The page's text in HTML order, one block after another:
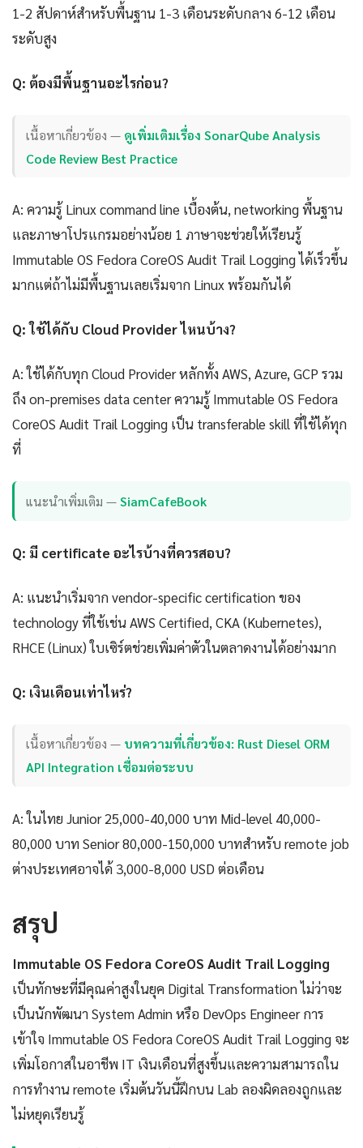
1-2 สัปดาห์สำหรับพื้นฐาน 1-3 เดือนระดับกลาง 6-12 เดือน
ระดับสูง
Q: ต้องมีพื้นฐานอะไรก่อน?
เนื้อหาเกี่ยวข้อง — ดูเพิ่มเติมเรื่อง SonarQube Analysis
Code Review Best Practice
A: ความรู้ Linux command line เบื้องต้น, networking พื้นฐาน
และภาษาโปรแกรมอย่างน้อย 1 ภาษาจะช่วยให้เรียนรู้
Immutable OS Fedora CoreOS Audit Trail Logging ได้เร็วขึ้น
มากแต่ถ้าไม่มีพื้นฐานเลยเริ่มจาก Linux พร้อมกันได้
Q: ใช้ได้กับ Cloud Provider ไหนบ้าง?
A: ใช้ได้กับทุก Cloud Provider หลักทั้ง AWS, Azure, GCP รวม
ถึง on-premises data center ความรู้ Immutable OS Fedora
CoreOS Audit Trail Logging เป็น transferable skill ที่ใช้ได้ทุก
ที่
แนะนำเพิ่มเติม —SiamCafeBook
Q: มี certificate อะไรบ้างที่ควรสอบ?
A: แนะนำเริ่มจาก vendor-specific certification ของ
technology ที่ใช้เช่น AWS Certified, CKA (Kubernetes),
RHCE (Linux) ใบเซิร์ตช่วยเพิ่มค่าตัวในตลาดงานได้อย่างมาก
Q: เงินเดือนเท่าไหร่?
เนื้อหาเกี่ยวข้อง — บทความที่เกี่ยวข้อง: Rust Diesel ORM
API Integration เชื่อมต่อระบบ
A: ในไทย Junior 25,000-40,000 บาท Mid-level 40,000-
80,000 บาท Senior 80,000-150,000 บาทสำหรับ remote job
ต่างประเทศอาจได้ 3,000-8,000 USD ต่อเดือน
สรุป
Immutable OS Fedora CoreOS Audit Trail Logging
เป็นทักษะที่มีคุณค่าสูงในยุค Digital Transformation ไม่ว่าจะ
เป็นนักพัฒนา System Admin หรือ DevOps Engineer การ
เข้าใจ Immutable OS Fedora CoreOS Audit Trail Logging จะ
เพิ่มโอกาสในอาชีพ IT เงินเดือนที่สูงขึ้นและความสามารถใน
การทำงาน remote เริ่มต้นวันนี้ฝึกบน Lab ลองผิดลองถูกและ
ไม่หยุดเรียนรู้